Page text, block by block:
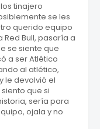
tinajero
se les
querido equipo
Red Bull, pasaría a
se siente que
a ser Atlético
al atlético,
le devolvió el
que si
sería para
ojala y no